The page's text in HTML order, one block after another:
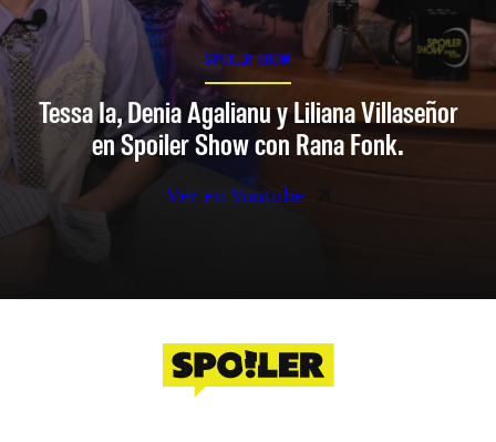
SPOILER SHOW
Tessa Ia, Denia Agalianu y Liliana Villaseñor
en Spoiler Show con Rana Fonk.
Ver en Youtube